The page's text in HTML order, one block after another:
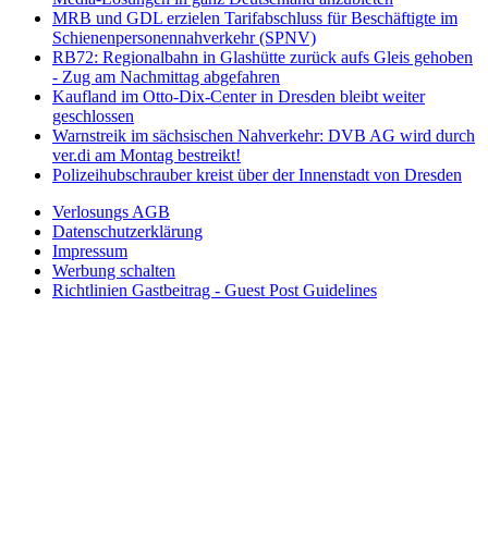
MRB und GDL erzielen Tarifabschluss für Beschäftigte im
Schienenpersonennahverkehr (SPNV)
RB72: Regionalbahn in Glashütte zurück aufs Gleis gehoben
- Zug am Nachmittag abgefahren
Kaufland im Otto-Dix-Center in Dresden bleibt weiter
geschlossen
Warnstreik im sächsischen Nahverkehr: DVB AG wird durch
ver.di am Montag bestreikt!
Polizeihubschrauber kreist über der Innenstadt von Dresden
Verlosungs AGB
Datenschutzerklärung
Impressum
Werbung schalten
Richtlinien Gastbeitrag - Guest Post Guidelines